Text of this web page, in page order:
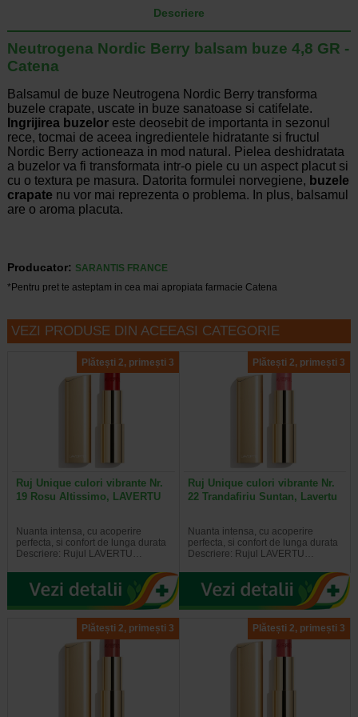
Descriere
Neutrogena Nordic Berry balsam buze 4,8 GR -
Catena
Balsamul de buze Neutrogena Nordic Berry transforma
buzele crapate, uscate in buze sanatoase si catifelate.
Ingrijirea buzeloreste deosebit de importanta in sezonul
rece, tocmai de aceea ingredientele hidratante si fructul
Nordic Berry actioneaza in mod natural. Pielea deshidratata
a buzelor va fi transformata intr-o piele cu un aspect placut si
cu o textura pe masura. Datorita formulei norvegiene, buzele
crapate nu vor mai reprezenta o problema. In plus, balsamul
are o aroma placuta.
Producator: SARANTIS FRANCE
*Pentru pret te asteptam in cea mai apropiata farmacie Catena
VEZI PRODUSE DIN ACEEASI CATEGORIE
Plătești 2, primești 3
Ruj Unique culori vibrante Nr.
19 Rosu Altissimo, LAVERTU
Nuanta intensa, cu acoperire
perfecta, si confort de lunga durata
Descriere: Rujul LAVERTU…
Plătești 2, primești 3
Ruj Unique culori vibrante Nr.
22 Trandafiriu Suntan, Lavertu
Nuanta intensa, cu acoperire
perfecta, si confort de lunga durata
Descriere: Rujul LAVERTU…
Plătești 2, primești 3 Plătești 2, primești 3